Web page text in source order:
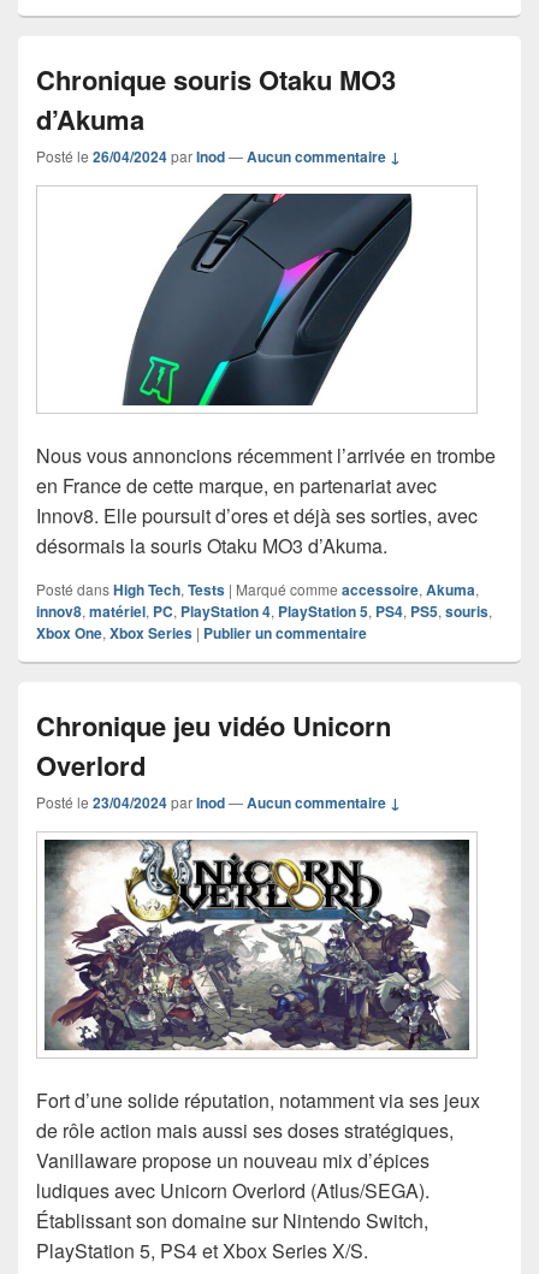
Chronique souris Otaku MO3
d’Akuma
Posté le 26/04/2024parInod—Aucun commentaire ↓
Nous vous annoncions récemment l’arrivée en trombe
en France de cette marque, en partenariat avec
Innov8. Elle poursuit d’ores et déjà ses sorties, avec
désormais la souris Otaku MO3 d’Akuma.
Posté dansHigh Tech, Tests | Marqué comme accessoire, Akuma,
innov8, matériel, PC, PlayStation 4, PlayStation 5, PS4, PS5, souris,
Xbox One, Xbox Series | Publier un commentaire
Chronique jeu vidéo Unicorn
Overlord
Posté le 23/04/2024parInod—Aucun commentaire ↓
Fort d’une solide réputation, notamment via ses jeux
de rôle action mais aussi ses doses stratégiques,
Vanillaware propose un nouveau mix d’épices
ludiques avec Unicorn Overlord (Atlus/SEGA).
Établissant son domaine sur Nintendo Switch,
PlayStation 5, PS4 et Xbox Series X/S.